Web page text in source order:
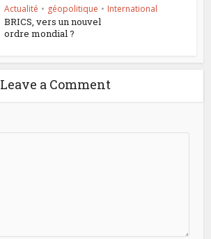
Actualité • géopolitique • International
BRICS, vers un nouvel
ordre mondial ?
Leave a Comment